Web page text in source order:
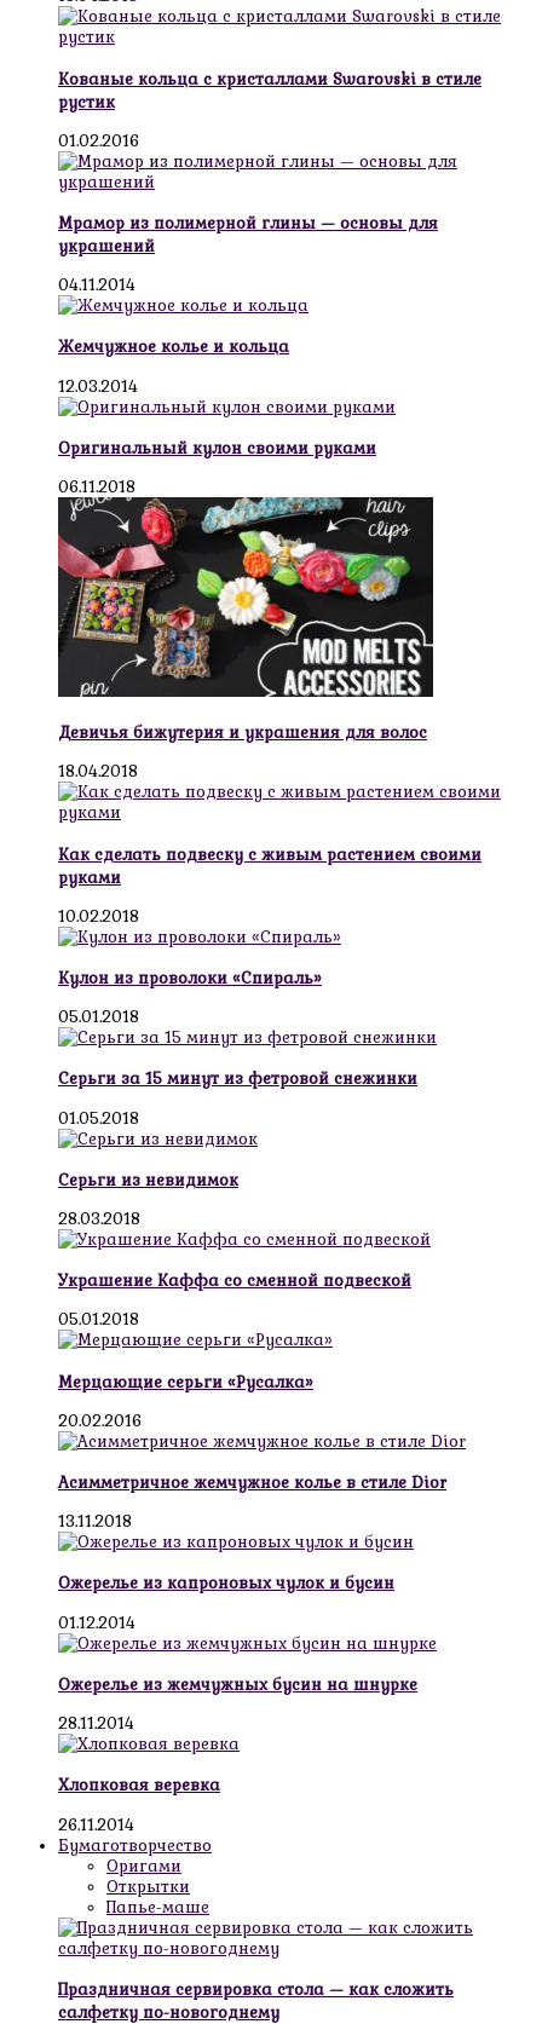
Кованые кольца с кристаллами Swarovski в стиле
рустик
01.02.2016
Мрамор из полимерной глины — основы для
украшений
04.11.2014
Жемчужное колье и кольца
12.03.2014
Оригинальный кулон своими руками
06.11.2018
Девичья бижутерия и украшения для волос
18.04.2018
Как сделать подвеску с живым растением своими
руками
10.02.2018
Кулон из проволоки «Спираль»
05.01.2018
Серьги за 15 минут из фетровой снежинки
01.05.2018
Серьги из невидимок
28.03.2018
Украшение Каффа со сменной подвеской
05.01.2018
Мерцающие серьги «Русалка»
20.02.2016
Асимметричное жемчужное колье в стиле Dior
13.11.2018
Ожерелье из капроновых чулок и бусин
01.12.2014
Ожерелье из жемчужных бусин на шнурке
28.11.2014
Хлопковая веревка
26.11.2014
Бумаготворчество
Оригами
Открытки
Папье-маше
Праздничная сервировка стола — как сложить
салфетку по-новогоднему